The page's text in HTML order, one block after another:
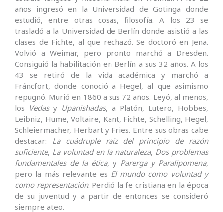
años ingresó en la Universidad de Gotinga donde
estudió, entre otras cosas, filosofía. A los 23 se
trasladó a la Universidad de Berlín donde asistió a las
clases de Fichte, al que rechazó. Se doctoró en Jena.
Volvió a Weimar, pero pronto marchó a Dresden.
Consiguió la habilitación en Berlín a sus 32 años. A los
43 se retiró de la vida académica y marchó a
Fráncfort, donde conoció a Hegel, al que asimismo
repugnó. Murió en 1860 a sus 72 años. Leyó, al menos,
los Vedasy Upanishadas, a Platón, Lutero, Hobbes,
Leibniz, Hume, Voltaire, Kant, Fichte, Schelling, Hegel,
Schleiermacher, Herbart y Fries. Entre sus obras cabe
destacar:
La cuádruple raíz del principio de razón
suficiente, La voluntad en la naturaleza, Dos problemas
fundamentales de la ética, y Parerga y Paralipomena,
pero la más relevante es El mundo como voluntad y
como representación. Perdió la fe cristiana en la época
de su juventud y a partir de entonces se consideró
siempre ateo.